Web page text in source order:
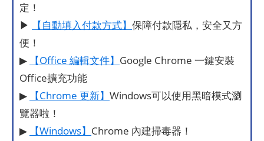
定！
▶
【自動填入付款方式】 保障付款隱私，安全又方
便！
▶
【Office 編輯文件】 Google Chrome 一鍵安裝
Office擴充功能
▶
【Chrome 更新】 Windows可以使用黑暗模式瀏
覽器啦！
▶
【Windows】 Chrome 內建掃毒器！